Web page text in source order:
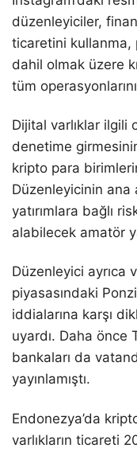
düzenleyiciler,
ticaretini kullanma,
dahil olmak üzere
tüm
Dijital varlıklar ilgili
denetime
kripto para
Düzenleyicinin ana
yatırımlara bağlı
alabilecek amatör
Düzenleyici ayrıca
piyasasındaki Ponzi
iddialarına karşı
uyardı. Daha önce
bankaları da
yayınlamıştı.
Endonezya’da
varlıkların ticareti